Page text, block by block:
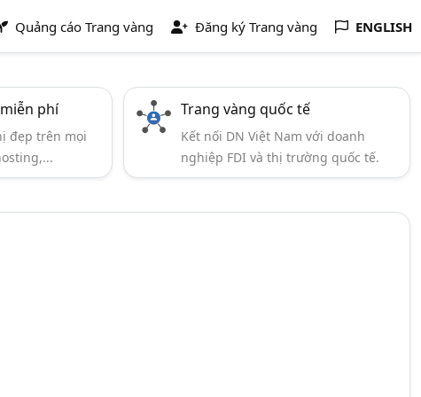
Quảng cáo Trang vàng Đăng ký Trang vàng ENGLISH
phí
đẹp trên mọi
Trang vàng quốc tế
Kết nối DN Việt Nam với doanh
nghiệp FDI và thị trường quốc tế.